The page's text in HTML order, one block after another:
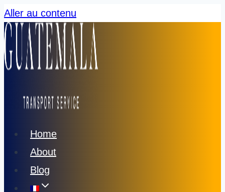
Aller au contenu
Home
About
Blog